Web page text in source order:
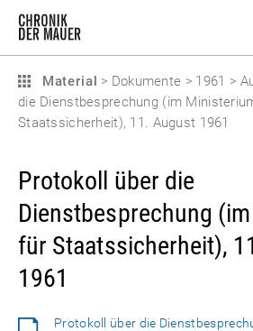
Material > Dokumente > 1961 >
die Dienstbesprechung (im
Staatssicherheit), 11. August 1961
Protokoll über die
Dienstbesprechung
für Staatssicherheit),
1961
Protokoll über die